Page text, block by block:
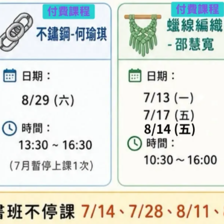
實際顏色與網路呈現略有不同，將以實際出貨
、零碼商品、工具、消耗性商品(如膠類…等)，